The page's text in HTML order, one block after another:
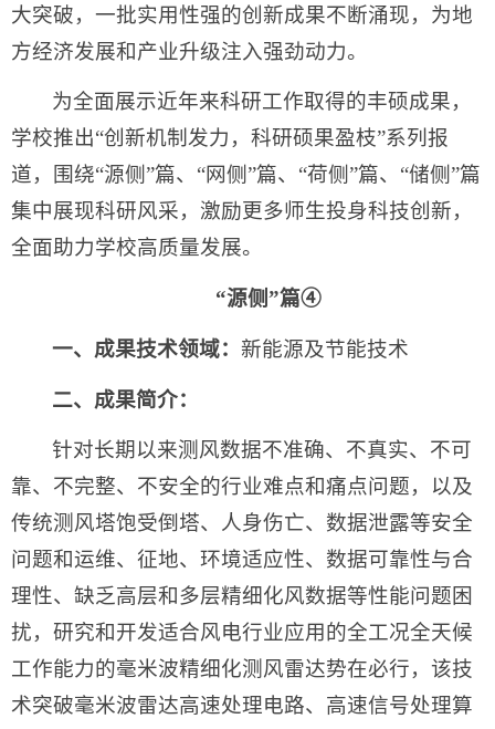
大突破，一批实用性强的创新成果不断涌现，为地
方经济发展和产业升级注入强劲动力。
为全面展示近年来科研工作取得的丰硕成果，
学校推出“创新机制发力，科研硕果盈枝”系列报
道，围绕“源侧”篇、“网侧”篇、“荷侧”篇、“储侧”篇
集中展现科研风采，激励更多师生投身科技创新，
全面助力学校高质量发展。
“源侧”篇④
一、成果技术领域：新能源及节能技术
二、成果简介：
针对长期以来测风数据不准确、不真实、不可
靠、不完整、不安全的行业难点和痛点问题，以及
传统测风塔饱受倒塔、人身伤亡、数据泄露等安全
问题和运维、征地、环境适应性、数据可靠性与合
理性、缺乏高层和多层精细化风数据等性能问题困
扰，研究和开发适合风电行业应用的全工况全天候
工作能力的毫米波精细化测风雷达势在必行，该技
术突破毫米波雷达高速处理电路、高速信号处理算